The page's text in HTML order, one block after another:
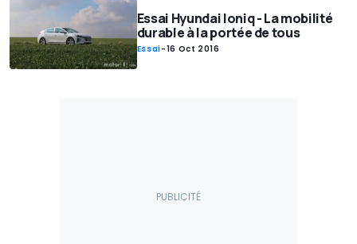
Essai Hyundai Ioniq - La mobilité
durable à la portée de tous
Essai-16 Oct 2016